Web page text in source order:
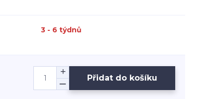
3 - 6 týdnů
Přidat do košíku